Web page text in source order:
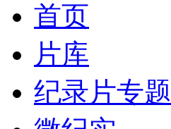
首页
片库
纪录片专题